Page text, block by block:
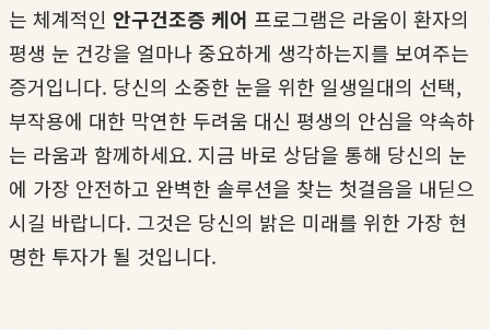
는 체계적인 안구건조증 케어 프로그램은 라움이 환자의
평생 눈 건강을 얼마나 중요하게 생각하는지를 보여주는
증거입니다. 당신의 소중한 눈을 위한 일생일대의 선택,
부작용에 대한 막연한 두려움 대신 평생의 안심을 약속하
는 라움과 함께하세요. 지금 바로 상담을 통해 당신의 눈
에 가장 안전하고 완벽한 솔루션을 찾는 첫걸음을 내딛으
시길 바랍니다. 그것은 당신의 밝은 미래를 위한 가장 현
명한 투자가 될 것입니다.